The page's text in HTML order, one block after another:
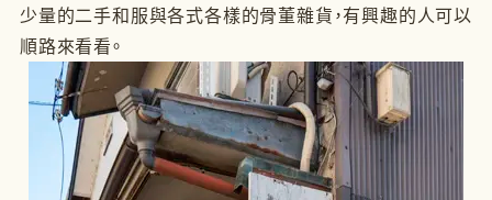
少量的二手和服與各式各樣的骨董雜貨，有興趣的人可以
順路來看看。